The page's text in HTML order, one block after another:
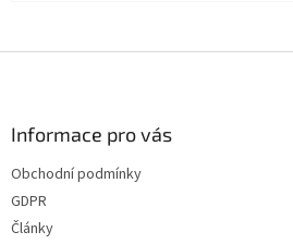
Informace pro vás
Obchodní podmínky
GDPR
Články